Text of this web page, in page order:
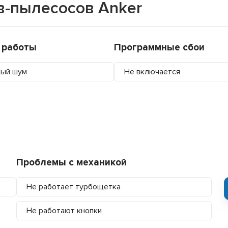
пылесосов Anker
шум
Программные сбои
Не включается
Проблемы с механикой
Не работает турбощетка
Не работают кнопки